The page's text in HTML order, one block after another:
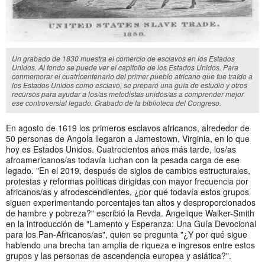
Un grabado de 1830 muestra el comercio de esclavos en los Estados
Unidos. Al fondo se puede ver el capitolio de los Estados Unidos. Para
conmemorar el cuatricentenario del primer pueblo africano que fue traído a
los Estados Unidos como esclavo, se preparó una guía de estudio y otros
recursos para ayudar a los/as metodistas unidos/as a comprender mejor
ese controversial legado. Grabado de la biblioteca del Congreso.
En agosto de 1619 los primeros esclavos africanos, alrededor de
50 personas de Angola llegaron a Jamestown, Virginia, en lo que
hoy es Estados Unidos. Cuatrocientos años más tarde, los/as
afroamericanos/as todavía luchan con la pesada carga de ese
legado. "En el 2019, después de siglos de cambios estructurales,
protestas y reformas políticas dirigidas con mayor frecuencia por
africanos/as y afrodescendientes, ¿por qué todavía estos grupos
siguen experimentando porcentajes tan altos y desproporcionados
de hambre y pobreza?" escribió la Revda. Angelique Walker-Smith
en la introducción de "Lamento y Esperanza: Una Guía Devocional
para los Pan-Africanos/as", quien se pregunta "¿Y por qué sigue
habiendo una brecha tan amplia de riqueza e ingresos entre estos
grupos y las personas de ascendencia europea y asiática?".